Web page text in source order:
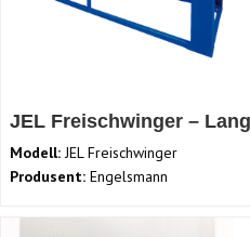
JEL Freischwinger –
Modell:JEL Freischwinger
Produsent: Engelsmann